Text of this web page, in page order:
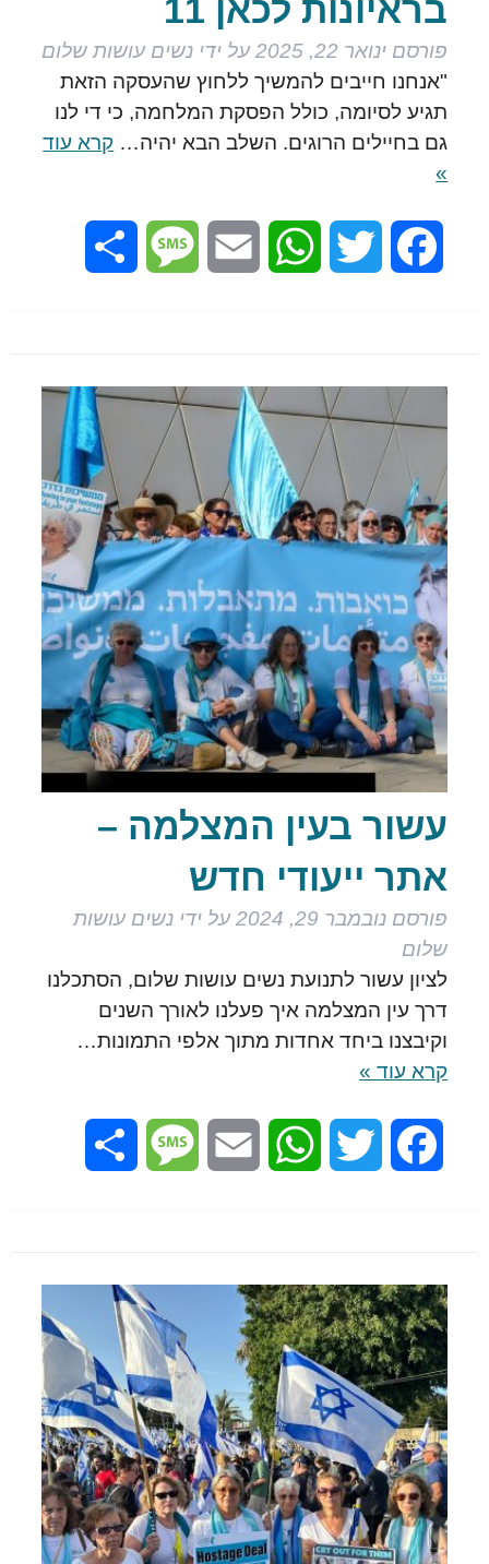
בראיונות לכאן 11
פורסם ינואר 22, 2025 על ידי נשים עושות שלום
"אנחנו חייבים להמשיך ללחוץ שהעסקה הזאת
תגיע לסיומה, כולל הפסקת המלחמה, כי די לנו
גם בחיילים הרוגים. השלב הבא יהיה… קרא עוד
»
Facebook
Twitter
WhatsApp
Email
Message
עשור בעין המצלמה –
אתר ייעודי חדש
פורסם נובמבר 29, 2024 על ידי נשים עושות
שלום
לציון עשור לתנועת נשים עושות שלום, הסתכלנו
דרך עין המצלמה איך פעלנו לאורך השנים
וקיבצנו ביחד אחדות מתוך אלפי התמונות…
קרא עוד »
Facebook
Twitter
WhatsApp
Email
Message